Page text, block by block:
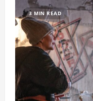
Film
Hoppers
startet
mit
88
Millionen
Dollar
3 MIN READ